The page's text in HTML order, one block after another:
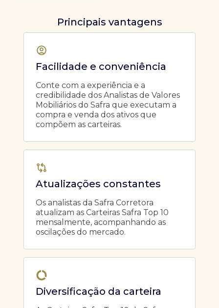
Principais vantagens
Facilidade e conveniência
Conte com a experiência e a
credibilidade dos Analistas de Valores
Mobiliários do Safra que executam a
compra e venda dos ativos que
compõem as carteiras.
Atualizações constantes
Os analistas da Safra Corretora
atualizam as Carteiras Safra Top 10
mensalmente, acompanhando as
oscilações do mercado.
Diversificação da carteira